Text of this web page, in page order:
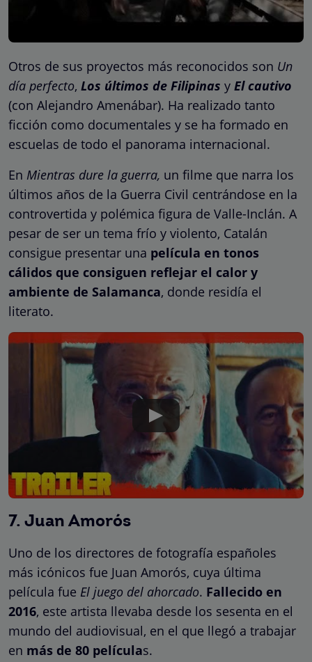
Otros de sus proyectos más reconocidos son Un
día perfecto, Los últimos de Filipinas y El cautivo
(con Alejandro Amenábar). Ha realizado tanto
ficción como documentales y se ha formado en
escuelas de todo el panorama internacional.
En Mientras dure la guerra, un filme que narra los
últimos años de la Guerra Civil centrándose en la
controvertida y polémica figura de Valle-Inclán. A
pesar de ser un tema frío y violento, Catalán
consigue presentar una película en tonos
cálidos que consiguen reflejar el calor y
ambiente de Salamanca, donde residía el
literato.
7. Juan Amorós
Uno de los directores de fotografía españoles
más icónicos fue Juan Amorós, cuya última
película fue El juego del ahorcado. Fallecido en
2016, este artista llevaba desde los sesenta en el
mundo del audiovisual, en el que llegó a trabajar
en más de 80 películas.